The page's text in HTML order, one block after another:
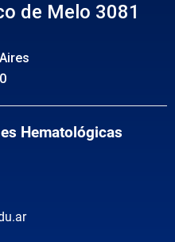
de Melo 3081
Hematológicas